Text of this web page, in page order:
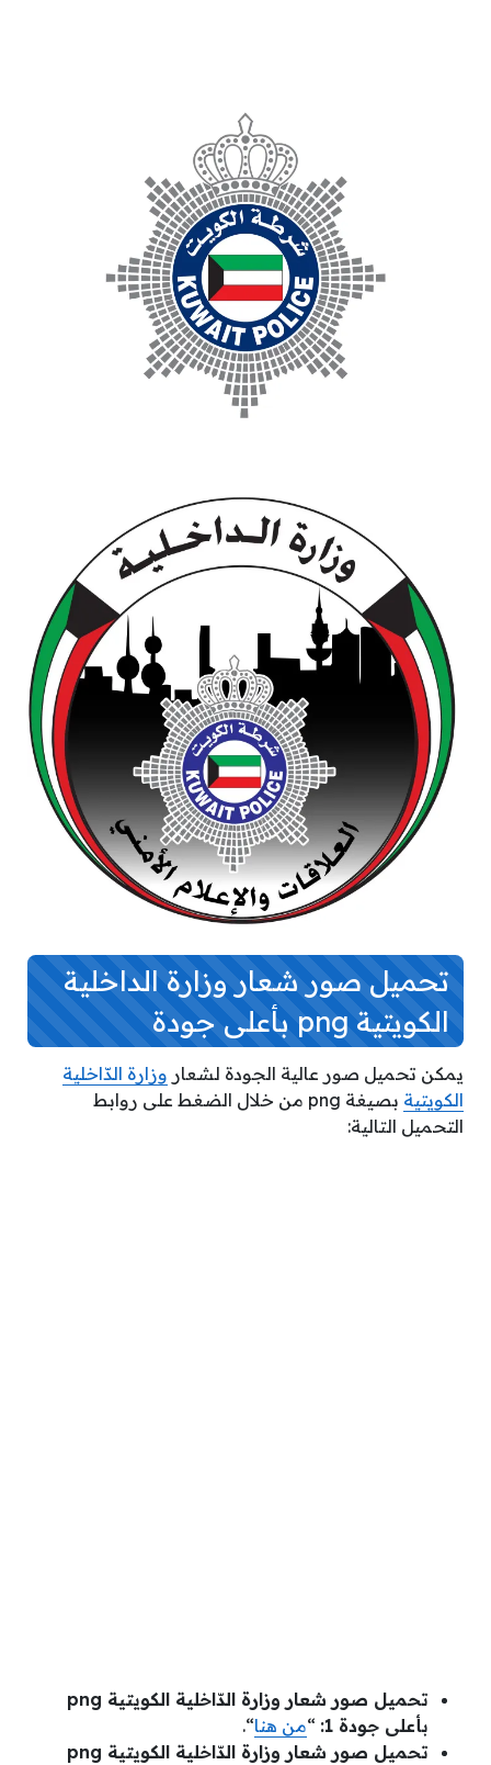
تحميل صور شعار وزارة الداخلية
الكويتية png بأعلى جودة
يمكن تحميل صور عالية الجودة لشعار وزارة الدّاخلية
الكويتية
بصيغة png من خلال الضغط على روابط
التحميل التالية:
تحميل صور شعار وزارة الدّاخلية الكويتية png
بأعلى جودة 1:
“من هنا“.
تحميل صور شعار وزارة الدّاخلية الكويتية png